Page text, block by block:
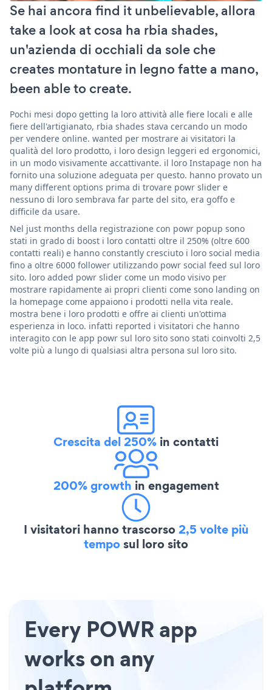
Se hai ancora find it unbelievable, allora
take a look at cosa ha rbia shades,
un'azienda di occhiali da sole che
creates montature in legno fatte a mano,
been able to create.
Pochi mesi dopo getting la loro attività alle fiere locali e alle
fiere dell'artigianato, rbia shades stava cercando un modo
per vendere online. wanted per mostrare ai visitatori la
qualità del loro prodotto, i loro design leggeri ed ergonomici,
in un modo visivamente accattivante. il loro Instapage non ha
fornito una soluzione adeguata per questo. hanno provato un
many different options prima di trovare powr slider e
nessuno di loro sembrava far parte del sito, era goffo e
difficile da usare.
Nel just months della registrazione con powr popup sono
stati in grado di boost i loro contatti oltre il 250% (oltre 600
contatti reali) e hanno constantly cresciuto i loro social media
fino a oltre 6000 follower utilizzando powr social feed sul loro
sito. loro added powr slider come un modo visivo per
mostrare rapidamente ai propri clienti come sono landing on
la homepage come appaiono i prodotti nella vita reale.
mostra bene i loro prodotti e offre ai clienti un'ottima
esperienza in loco. infatti reported i visitatori che hanno
interagito con le app powr sul loro sito sono stati coinvolti 2,5
volte più a lungo di qualsiasi altra persona sul loro sito.
Crescita del 250% in contatti
200% growth in engagement
I visitatori hanno trascorso2,5 volte più
temposul loro sito
Every POWR app
works on any